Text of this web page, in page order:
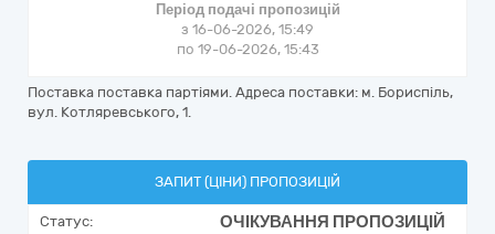
Період подачі пропозицій
з 16-06-2026, 15:49
по 19-06-2026, 15:43
Поставка поставка партіями. Адреса поставки: м. Бориспіль,
вул. Котляревського, 1.
ЗАПИТ (ЦІНИ) ПРОПОЗИЦІЙ
Статус: ОЧІКУВАННЯ ПРОПОЗИЦІЙ